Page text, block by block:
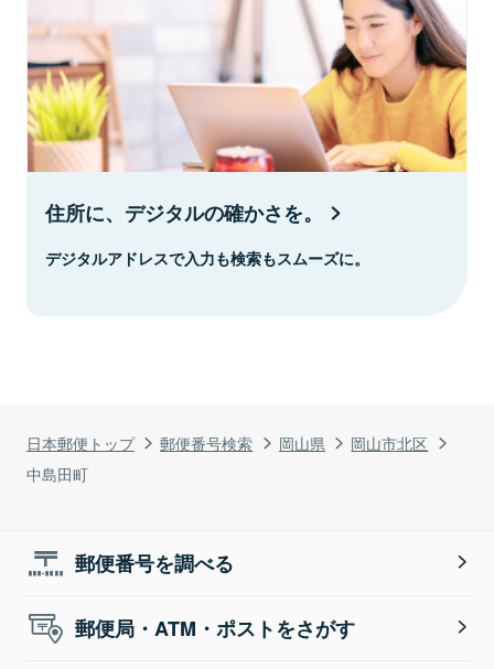
日本郵便トップ 郵便番号検索 岡山県
岡山市北区
中島田町
住所に、デジタルの確かさを。
デジタルアドレスで入力も検索もスムーズに。
郵便番号を調べる
郵便局・ATM・ポストをさがす